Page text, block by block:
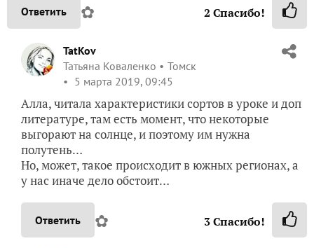
Ответить ✿ 2 Спасибо!
TatKov
Татьяна Коваленко
Томск
5 марта 2019, 09:45
Алла, читала характеристики сортов в уроке и доп
литературе, там есть момент, что некоторые
выгорают на солнце, и поэтому им нужна
полутень…
Но, может, такое происходит в южных регионах, а
у нас иначе дело обстоит…
Ответить ✿ 3Спасибо!